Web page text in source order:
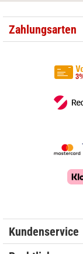
Zahlungsarten
Kundenservice